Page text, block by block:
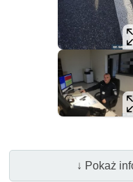
↓ Pokaż